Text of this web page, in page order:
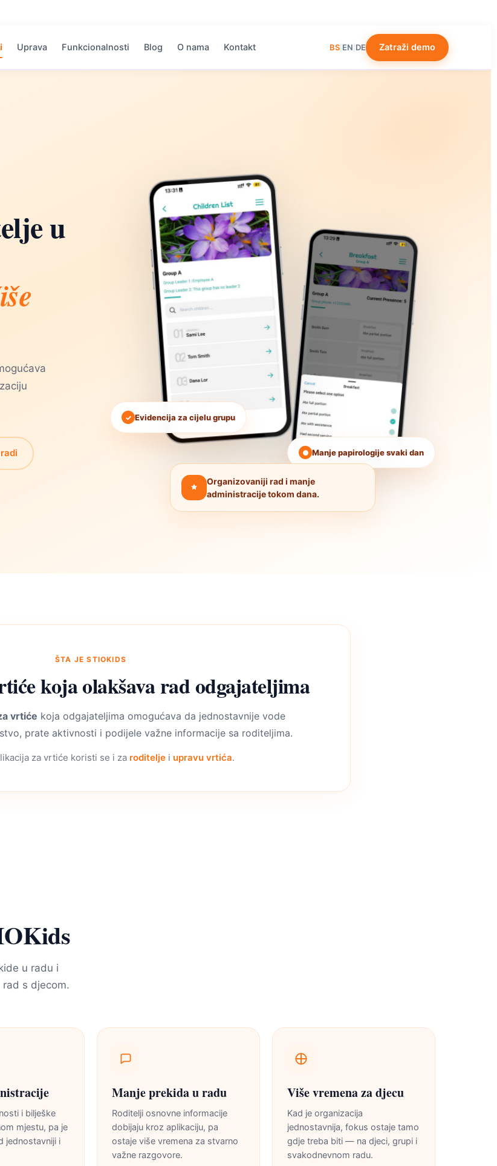
Uprava Funkcionalnosti Blog O nama Kontakt BS| EN DE Zatraži demo
u
✓ Evidencija za cijelu grupu
● Manje papirologije svaki dan
Organizovaniji rad i manje
administracije tokom dana.
ŠTA JE STIOKIDS
koja olakšava rad odgajateljima
vrtiće koja odgajateljima omogućava da jednostavnije vode
prate aktivnosti i podijele važne informacije sa roditeljima.
za vrtiće koristi se i za roditelje i upravu vrtića.
u radu i
s djecom.
i bilješke
mjestu, pa je
jednostavniji i
Manje prekida u radu
Roditelji osnovne informacije
dobijaju kroz aplikaciju, pa
ostaje više vremena za stvarno
važne razgovore.
Više vremena za djecu
Kad je organizacija
jednostavnija, fokus ostaje tamo
gdje treba biti — na djeci, grupi i
svakodnevnom radu.